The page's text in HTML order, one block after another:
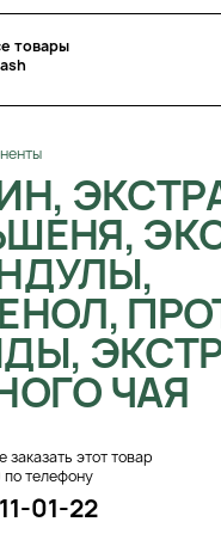
товары
ЧАЯ
этот товар
телефону
01-22